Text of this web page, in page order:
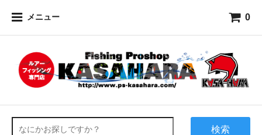
メニュー 0
検索